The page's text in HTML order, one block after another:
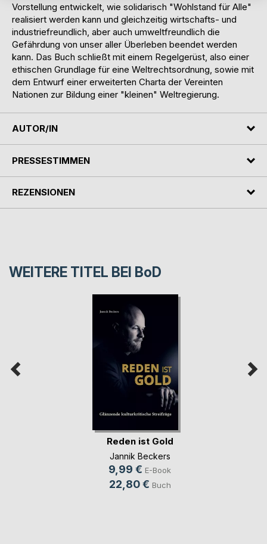
Vorstellung entwickelt, wie solidarisch "Wohlstand für Alle"
realisiert werden kann und gleichzeitig wirtschafts- und
industriefreundlich, aber auch umweltfreundlich die
Gefährdung von unser aller Überleben beendet werden
kann. Das Buch schließt mit einem Regelgerüst, also einer
ethischen Grundlage für eine Weltrechtsordnung, sowie mit
dem Entwurf einer erweiterten Charta der Vereinten
Nationen zur Bildung einer "kleinen" Weltregierung.
AUTOR/IN
PRESSESTIMMEN
REZENSIONEN
WEITERE TITEL BEI BoD
Reden ist Gold
Jannik Beckers
9,99 € E-Book
22,80 € Buch